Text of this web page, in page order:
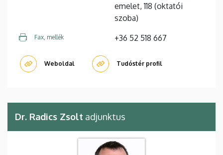
emelet, 118 (oktatói
szoba)
Fax, mellék +36 52 518 667
Weboldal Tudóstér profil
Dr. Radics Zsolt adjunktus